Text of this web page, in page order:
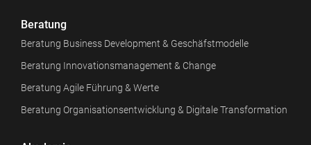
Beratung
Beratung Business Development & Geschäfstmodelle
Beratung Innovationsmanagement & Change
Beratung Agile Führung & Werte
Beratung Organisationsentwicklung & Digitale Transformation